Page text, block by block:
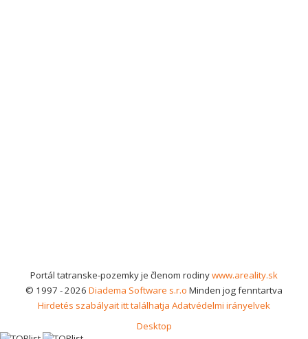
Portál tatranske-pozemky je členom rodinywww.areality.sk
© 1997 - 2026 Diadema Software s.r.o Minden jog fenntartva
Hirdetés szabályait itt találhatja Adatvédelmi irányelvek
Desktop